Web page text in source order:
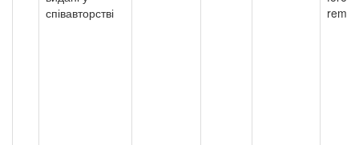
співавторстві